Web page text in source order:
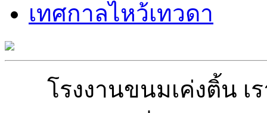
เทศกาลไหว้เทวดา
โรงงานขนมเค่งติ้น